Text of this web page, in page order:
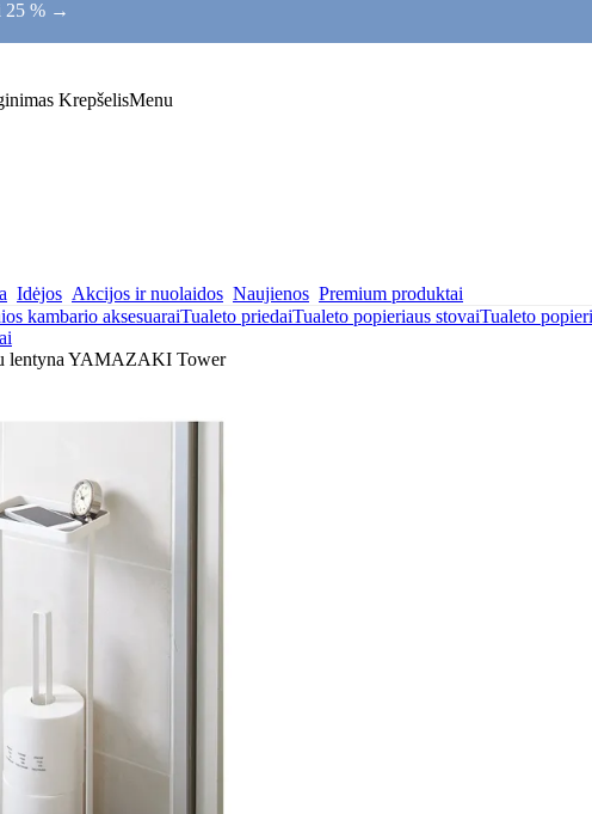
25 % →
KrepšelisMenu
Idėjos Akcijos ir nuolaidos Naujienos Premium produktai
kambario aksesuaraiTualeto priedaiTualeto popieriaus stovaiTualeto